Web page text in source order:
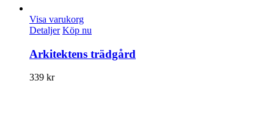
Visa varukorg
Detaljer Köp nu
Arkitektens trädgård
339 kr